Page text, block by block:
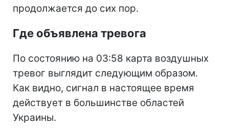
продолжается до сих пор.
Где объявлена тревога
По состоянию на 03:58 карта воздушных
тревог выглядит следующим образом.
Как видно, сигнал в настоящее время
действует в большинстве областей
Украины.